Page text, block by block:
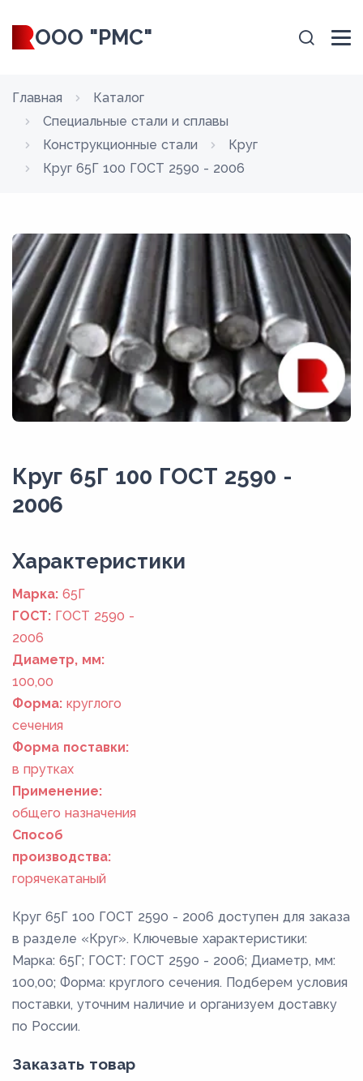
ООО "РМС"
Главная
Каталог
Специальные стали и сплавы
Конструкционные стали
Круг
Круг 65Г 100 ГОСТ 2590 - 2006
Круг 65Г 100 ГОСТ 2590 -
2006
Xарактеристики
Марка: 65Г
ГОСТ: ГОСТ 2590 -
2006
Диаметр, мм:
100,00
Форма: круглого
сечения
Форма поставки:
в прутках
Применение:
общего назначения
Способ
производства:
горячекатаный
Круг 65Г 100 ГОСТ 2590 - 2006 доступен для заказа
в разделе «Круг». Ключевые характеристики:
Марка: 65Г; ГОСТ: ГОСТ 2590 - 2006; Диаметр, мм:
100,00; Форма: круглого сечения. Подберем условия
поставки, уточним наличие и организуем доставку
по России.
Заказать товар